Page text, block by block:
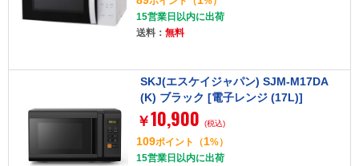
15営業日以内に出荷
送料： 無料
SKJ(エスケイジャパン) SJM-M17DA
(K) ブラック [電子レンジ (17L)]
￥10,900 (税込)
109ポイント （1%）
15営業日以内に出荷